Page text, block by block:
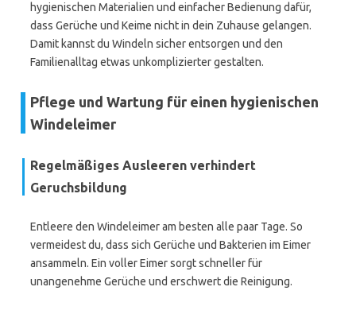
hygienischen Materialien und einfacher Bedienung dafür,
dass Gerüche und Keime nicht in dein Zuhause gelangen.
Damit kannst du Windeln sicher entsorgen und den
Familienalltag etwas unkomplizierter gestalten.
Pflege und Wartung für einen hygienischen
Windeleimer
Regelmäßiges Ausleeren verhindert
Geruchsbildung
Entleere den Windeleimer am besten alle paar Tage. So
vermeidest du, dass sich Gerüche und Bakterien im Eimer
ansammeln. Ein voller Eimer sorgt schneller für
unangenehme Gerüche und erschwert die Reinigung.